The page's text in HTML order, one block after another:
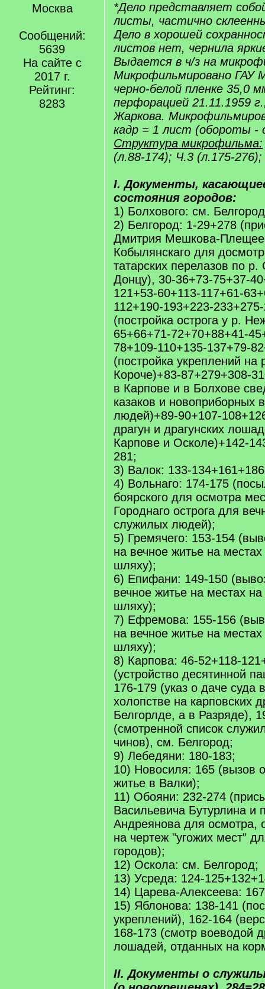
Москва
Сообщений:
5639
На сайте с
2017 г.
Рейтинг:
8283
*Дело представляет
листы, частично
Дело в хорошей
листов нет, чернила
Выдается в ч/з на
Микрофильмировано ГАУ
черно-белой пленке 35,0
перфорацией 21.11.1959
Жаркова.
кадр = 1 лист (обороты -
Структура микрофильма:
(л.88-174); Ч.3 (л.175-
I. Документы,
состояния городов:
1) Болхового: см.
2) Белгород: 1-29+278
Дмитрия Мешкова-
Кобылянскаго для
татарских перелазов по р.
Донцу), 30-36+73-75+37-
121+53-60+113-117+61-
112+190-193+223-
(постройка острога у р.
65+66+71-72+70+88+41-
78+109-110+135-137+79-
(постройка укреплений на
Короче)+83-87+279+308-
в Карпове и в Болхове
казаков и новоприборных
людей)+89-90+107-
драгун и драгунских
Карпове и Осколе)+142-
281;
3) Валок: 133-
4) Вольнаго: 174-175
боярского для осмотра
Городнаго острога для
служилых людей);
5) Гремячего: 153-154
на вечное житье на
шляху);
6) Епифани: 149-150
вечное житье на местах
шляху);
7) Ефремова: 155-156
на вечное житье на
шляху);
8) Карпова: 46-52+118-
(устройство десятинной
176-179 (указ о даче суда
холопстве на карповских
Белгорлде, а в Разряде),
(смотренной список
чинов), см. Белгород;
9) Лебедяни: 180-183;
10) Новосиля: 165 (вызов
житье в Валки);
11) Обояни: 232-274
Васильевича Бутурлина и
Андреянова для осмотра,
на чертеж "угожих мест"
городов);
12) Оскола: см. Белгород;
13) Усреда: 124-
14) Царева-Алексеева:
15) Яблонова: 138-141
укреплений), 162-164
168-173 (смотр воеводой
лошадей, отданных на
II. Документы о